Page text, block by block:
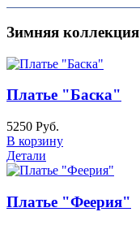
Зимняя коллекция
Платье "Баска"
5250 Руб.
В корзину
Детали
Платье "Феерия"